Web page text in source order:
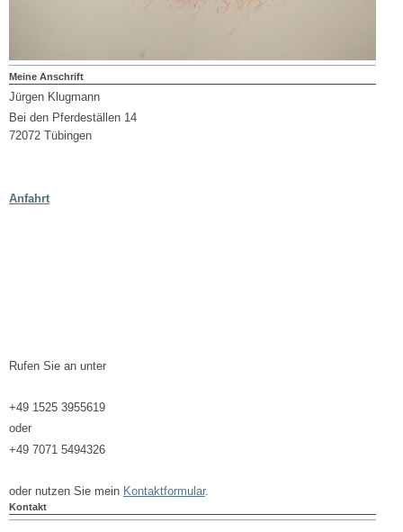
Meine Anschrift
Jürgen Klugmann
Bei den Pferdeställen 14
72072 Tübingen
Anfahrt
Rufen Sie an unter
+49 1525 3955619
oder
+49 7071 5494326
oder nutzen Sie mein Kontaktformular.
Kontakt